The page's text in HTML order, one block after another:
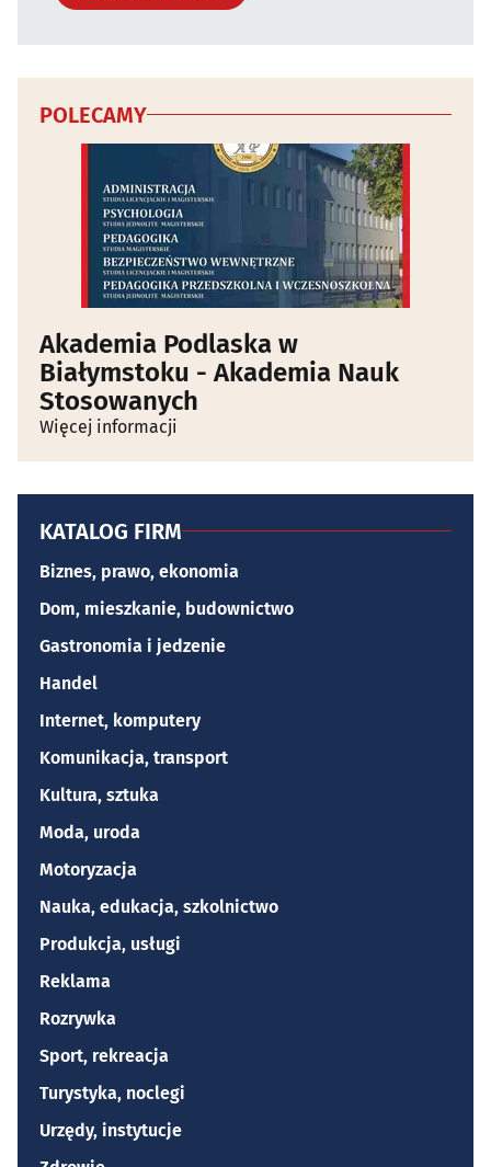
POLECAMY
Akademia Podlaska w
Białymstoku - Akademia Nauk
Stosowanych
Więcej informacji
KATALOG FIRM
Biznes, prawo, ekonomia
Dom, mieszkanie, budownictwo
Gastronomia i jedzenie
Handel
Internet, komputery
Komunikacja, transport
Kultura, sztuka
Moda, uroda
Motoryzacja
Nauka, edukacja, szkolnictwo
Produkcja, usługi
Reklama
Rozrywka
Sport, rekreacja
Turystyka, noclegi
Urzędy, instytucje